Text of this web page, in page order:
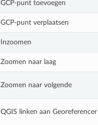
GCP-punt toevoegen
GCP-punt verplaatsen
Inzoomen
Zoomen naar laag
Zoomen naar volgende
QGIS linken aan Georeferencer